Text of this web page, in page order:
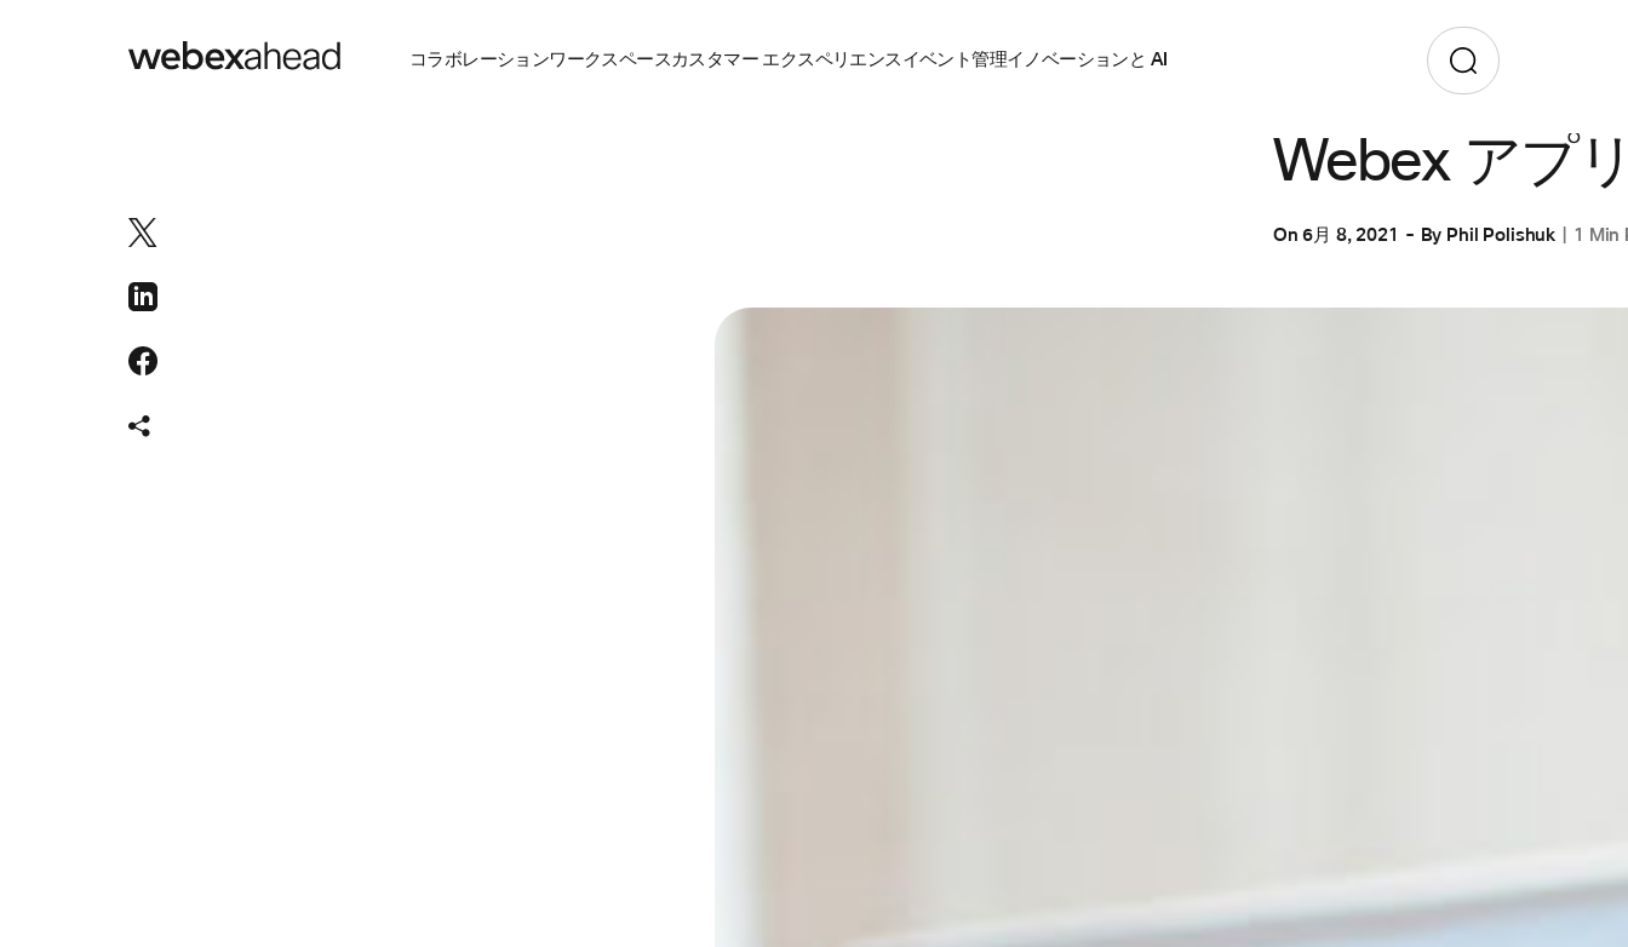
コラボレーションワークスペースカスタマー エクスペリエンスイベント管理イノベーションと AI
Webex アプ
On6月 8, 2021 By Phil Polishuk 1 Min